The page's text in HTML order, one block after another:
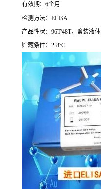
有效期： 6个月
检测方法： ELISA
产品性状： 96T/48T，盒装液体
贮藏条件： 2-8°C